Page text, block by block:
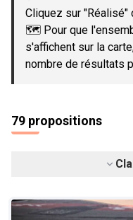
Cliquez sur
🗺️ Pour que
s'affichent sur la
nombre de résultats
79 propositions